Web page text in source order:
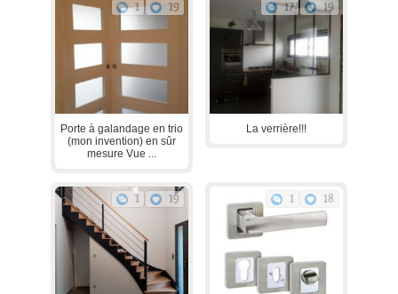
1 19
Porte à galandage en trio
(mon invention) en sûr
mesure Vue ...
17 19
La verrière!!!
1 19 1 18